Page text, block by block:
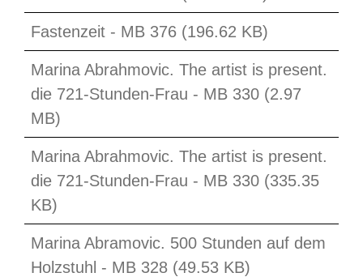
Fastenzeit - MB 376 (196.62 KB)
Marina Abrahmovic. The artist is present.
die 721-Stunden-Frau - MB 330 (2.97
MB)
Marina Abrahmovic. The artist is present.
die 721-Stunden-Frau - MB 330 (335.35
KB)
Marina Abramovic. 500 Stunden auf dem
Holzstuhl - MB 328 (49.53 KB)